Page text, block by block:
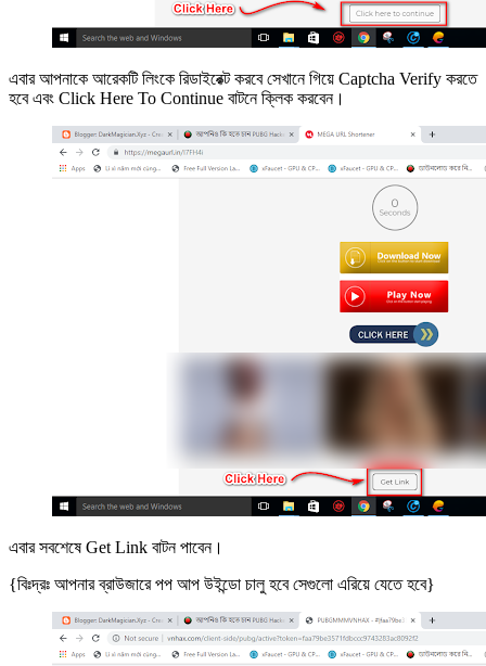
এবার আপনাকে আরেকটি লিংকে রিডাইরেক্ট করবে সেখানে গিয়ে Captcha Verify করতে
হবে এবং Click Here To Continue বাটনে ক্লিক করবেন।
এবার সবশেষে Get Link বাটন পাবেন।
{বিঃদ্রঃ আপনার ব্রাউজারে পপ আপ উইন্ডো চালু হবে সেগুলো এরিয়ে যেতে হবে}